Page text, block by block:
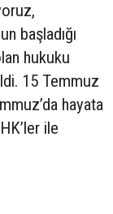
başladığı
hukuku
15 Temmuz
hayata
ile